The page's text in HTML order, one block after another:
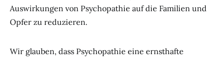
Auswirkungen von Psychopathie auf die Familien und
Opfer zu reduzieren.
Wir glauben, dass Psychopathie eine ernsthafte